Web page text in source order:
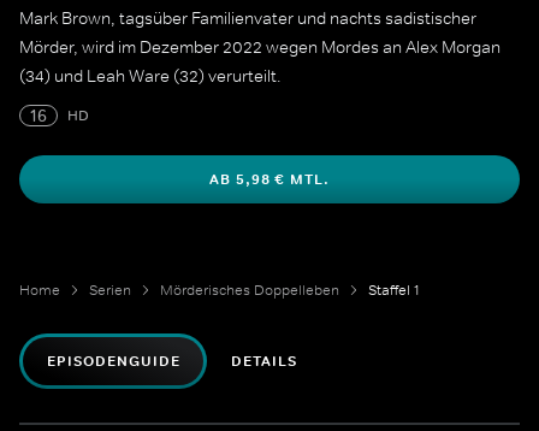
Mark Brown, tagsüber Familienvater und nachts sadistischer
Mörder, wird im Dezember 2022 wegen Mordes an Alex Morgan
(34) und Leah Ware (32) verurteilt.
16
HD
AB 5,98 € MTL.
Home Serien Mörderisches Doppelleben Staffel 1
EPISODENGUIDE DETAILS